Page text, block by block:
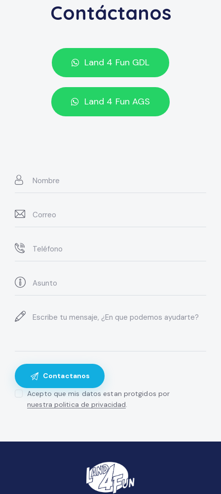
Contáctanos
Land 4 Fun GDL
Land 4 Fun AGS
Acepto que mis datos estan protgidos por
nuestra politica de privacidad.